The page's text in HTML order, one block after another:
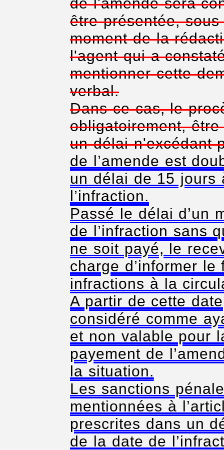
être présentée,
moment de la
l'agent qui a
mentionner cette
verbal.
Dans ce cas, le
obligatoirement,
un délai n'excédant
de l’amende est
un délai de 15 jours
l’infraction.
Passé le délai d’un
de l’infraction sans
ne soit payé, le
charge d’informer
infractions à la
A partir de cette
considéré comme
et non valable pour
payement de
la situation.
Les sanctions
mentionnées à
prescrites dans un
de la date de